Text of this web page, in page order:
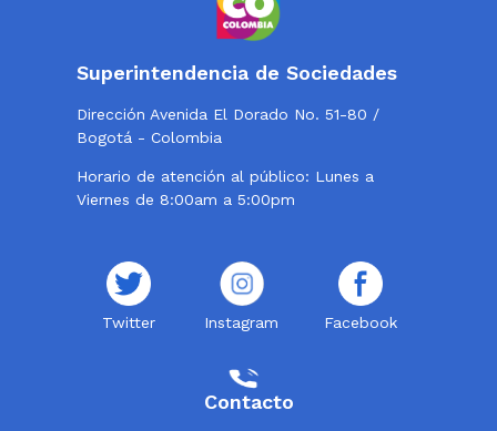
Superintendencia de Sociedades
Dirección Avenida El Dorado No. 51-80 /
Bogotá - Colombia
Horario de atención al público: Lunes a
Viernes de 8:00am a 5:00pm
Twitter Instagram Facebook
Contacto